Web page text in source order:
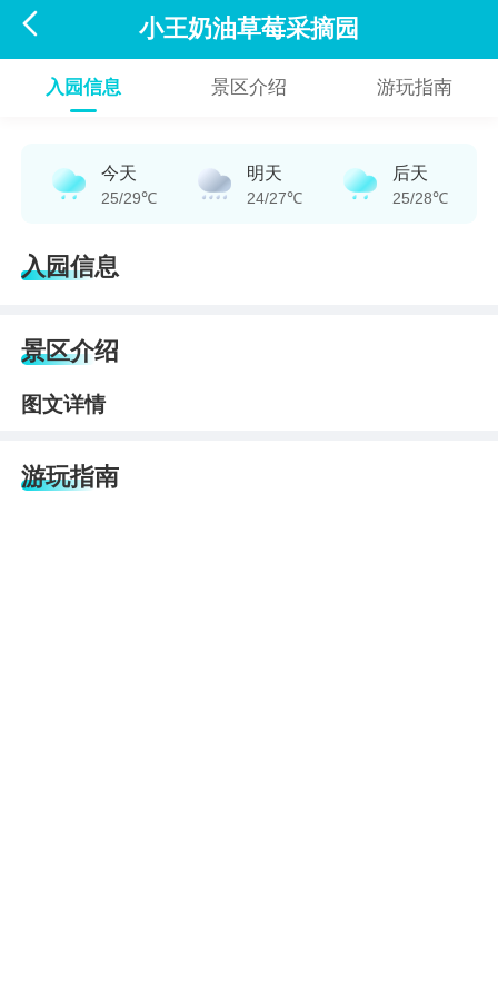
 小王奶油草莓采摘园
入园信息 景区介绍 游玩指南
今天
25/29℃
明天
24/27℃
后天
25/28℃
入园信息
景区介绍
图文详情
游玩指南